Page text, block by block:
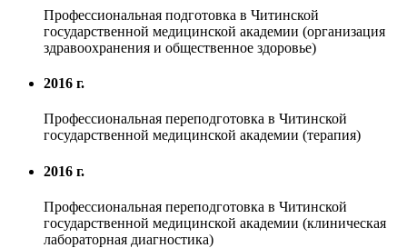
Профессиональная подготовка в Читинской
государственной медицинской академии (организация
здравоохранения и общественное здоровье)
2016 г.
Профессиональная переподготовка в Читинской
государственной медицинской академии (терапия)
2016 г.
Профессиональная переподготовка в Читинской
государственной медицинской академии (клиническая
лабораторная диагностика)